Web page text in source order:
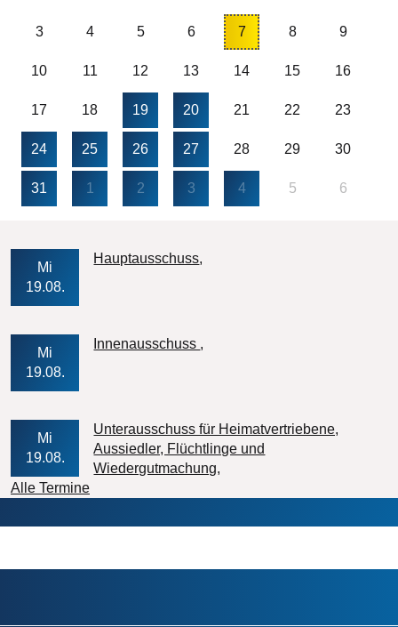
3 4 5 6 7 8 9
10 11 12 13 14 15 16
17 18 19 20 21 22 23
24 25 26 27 28 29 30
31 1 2 3 4 5 6
Mi
19.08.
Hauptausschuss
Mi
19.08.
Innenausschuss
Mi
19.08.
Unterausschuss für Heimatvertriebene,
Aussiedler, Flüchtlinge und
Wiedergutmachung
Alle Termine